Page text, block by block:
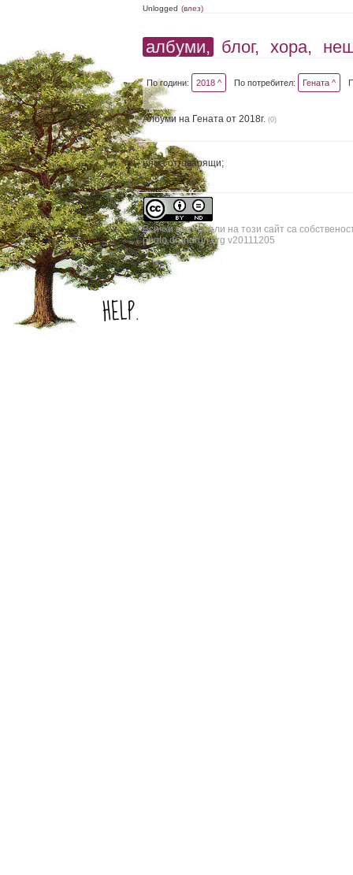
Unlogged (влез)
албуми, блог, хора,
По години: 2018 ^ По потребител: Гената ^
Албуми на Гената от 2018г. (0)
няма отговарящи;
Всички материали на този сайт са
photo.drundrun.org v20111205